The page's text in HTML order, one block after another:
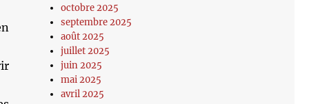
octobre 2025
septembre 2025
août 2025
juillet 2025
juin 2025
mai 2025
avril 2025